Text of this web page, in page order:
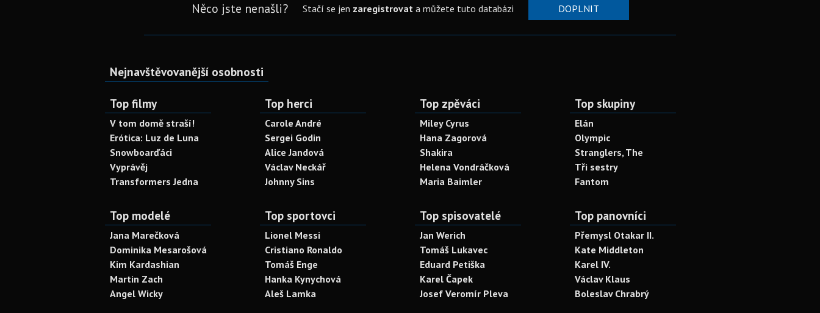
Něco jste nenašli? Stačí se jen zaregistrovata můžete tuto databázi DOPLNIT
Nejnavštěvovanější osobnosti
Top filmy
V tom domě straší!
Erótica: Luz de Luna
Snowboarďáci
Vyprávěj
Transformers Jedna
Top herci
Carole André
Sergei Godin
Alice Jandová
Václav Neckář
Johnny Sins
Top zpěváci
Miley Cyrus
Hana Zagorová
Shakira
Helena Vondráčková
Maria Baimler
Top skupiny
Elán
Olympic
Stranglers, The
Tři sestry
Fantom
Top modelé
Jana Marečková
Dominika Mesarošová
Kim Kardashian
Martin Zach
Angel Wicky
Top sportovci
Lionel Messi
Cristiano Ronaldo
Tomáš Enge
Hanka Kynychová
Aleš Lamka
Top spisovatelé
Jan Werich
Tomáš Lukavec
Eduard Petiška
Karel Čapek
Josef Veromír Pleva
Top panovníci
Přemysl Otakar II.
Kate Middleton
Karel IV.
Václav Klaus
Boleslav Chrabrý